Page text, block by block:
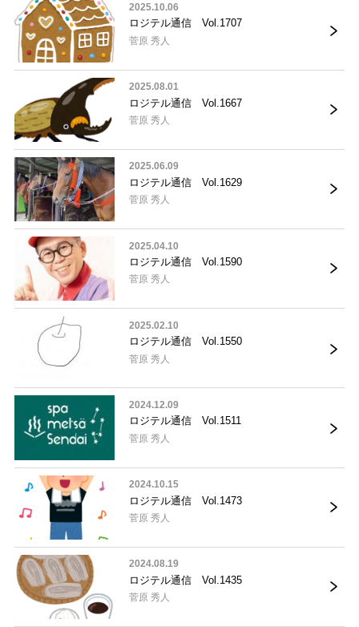
2025.10.06
ロジテル通信 Vol.1707
菅原 秀人
2025.08.01
ロジテル通信 Vol.1667
菅原 秀人
2025.06.09
ロジテル通信 Vol.1629
菅原 秀人
2025.04.10
ロジテル通信 Vol.1590
菅原 秀人
2025.02.10
ロジテル通信 Vol.1550
菅原 秀人
2024.12.09
ロジテル通信 Vol.1511
菅原 秀人
2024.10.15
ロジテル通信 Vol.1473
菅原 秀人
2024.08.19
ロジテル通信 Vol.1435
菅原 秀人